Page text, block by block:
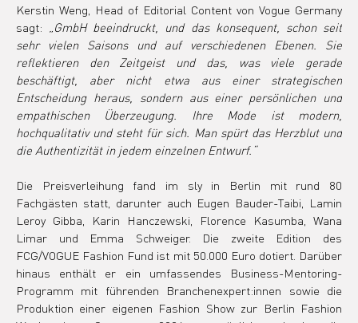
Kerstin Weng, Head of Editorial Content von Vogue Germany
sagt:
„GmbH beeindruckt, und das konsequent, schon seit
sehr vielen Saisons und auf verschiedenen Ebenen. Sie
reflektieren den Zeitgeist und das, was viele gerade
beschäftigt, aber nicht etwa aus einer strategischen
Entscheidung heraus, sondern aus einer persönlichen und
empathischen Überzeugung. Ihre Mode ist modern,
hochqualitativ und steht für sich. Man spürt das Herzblut und
die Authentizität in jedem einzelnen Entwurf.“
Die Preisverleihung fand im sly in Berlin mit rund 80
Fachgästen statt, darunter auch Eugen Bauder-Taibi, Lamin
Leroy Gibba, Karin Hanczewski, Florence Kasumba, Wana
Limar und Emma Schweiger. Die zweite Edition des
FCG/VOGUE Fashion Fund ist mit 50.000 Euro dotiert. Darüber
hinaus enthält er ein umfassendes Business-Mentoring-
Programm mit führenden Branchenexpert:innen sowie die
Produktion einer eigenen Fashion Show zur Berlin Fashion